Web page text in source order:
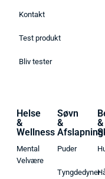
Kontakt
Test produkt
Bliv tester
Helse
&
Wellness
Mental
Velvære
Søvn
&
Afslapning
Puder
Tyngdedyner
&